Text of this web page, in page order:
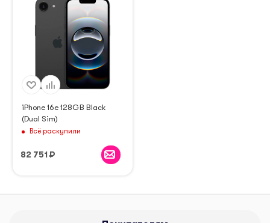
iPhone 16e 128GB Black
(Dual Sim)
Всё раскупили
82 751 ₽